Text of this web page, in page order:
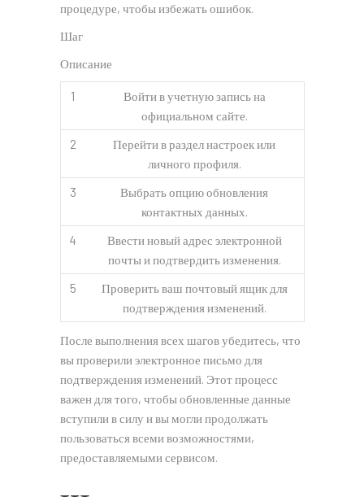
процедуре, чтобы избежать ошибок.
Шаг
Описание
1
Войти в учетную запись на
официальном сайте.
2
Перейти в раздел настроек или
личного профиля.
3
Выбрать опцию обновления
контактных данных.
4
Ввести новый адрес электронной
почты и подтвердить изменения.
5
Проверить ваш почтовый ящик для
подтверждения изменений.
После выполнения всех шагов убедитесь, что
вы проверили электронное письмо для
подтверждения изменений. Этот процесс
важен для того, чтобы обновленные данные
вступили в силу и вы могли продолжать
пользоваться всеми возможностями,
предоставляемыми сервисом.